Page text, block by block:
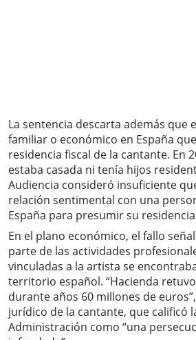
La sentencia descarta además que
familiar o económico en España
residencia fiscal de la cantante. En
estaba casada ni tenía hijos
Audiencia consideró insuficiente
relación sentimental con una
España para presumir su
En el plano económico, el fallo
parte de las actividades
vinculadas a la artista se
territorio español. “Hacienda
durante años 60 millones de
jurídico de la cantante, que calificó
Administración como “una